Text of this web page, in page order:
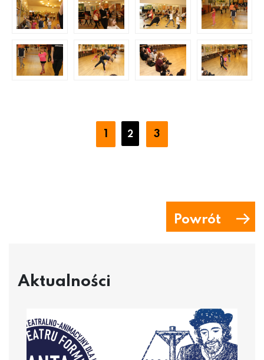
1 2 3
Powrót
Aktualności